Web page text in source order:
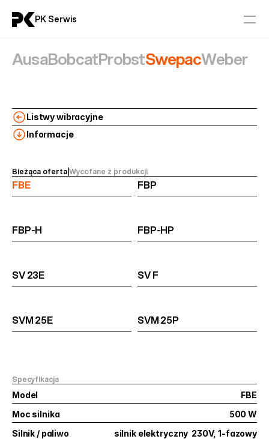
AusaBobcatProbstSwepacWeber
Listwy wibracyjne
Informacje
Bieżąca ofertaWycofane z produkcji
Model
FBE
Moc silnika
500 W
Silnik / paliwo
silnik elektryczny  230V, 1-fazowy
Specyfikacja
FBE FBP
FBP-H FBP-HP
SV 23E SV F
SVM 25E SVM 25P
PK Serwis
Aktualności
Serwis
PROBST
SWEPAC
Maszyny Budowlane